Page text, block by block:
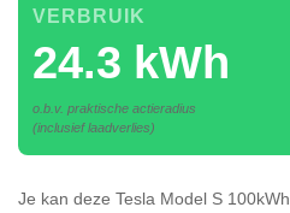
24.3 kWh
VERBRUIK
o.b.v. praktische actieradius
(inclusief laadverlies)
Je kan deze Tesla Model S 100kWh